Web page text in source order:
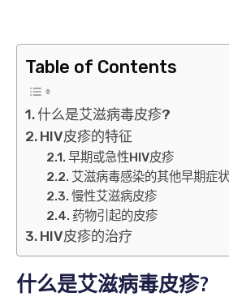
Table of Contents
什么是艾滋病毒皮疹?
HIV皮疹的特征
早期或急性HIV皮疹
艾滋病毒感染的其他早期症状
慢性艾滋病皮疹
药物引起的皮疹
HIV皮疹的治疗
什么是艾滋病毒皮疹?